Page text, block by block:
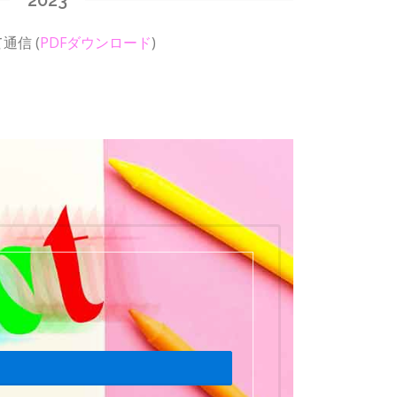
通信(PDFダウンロード)